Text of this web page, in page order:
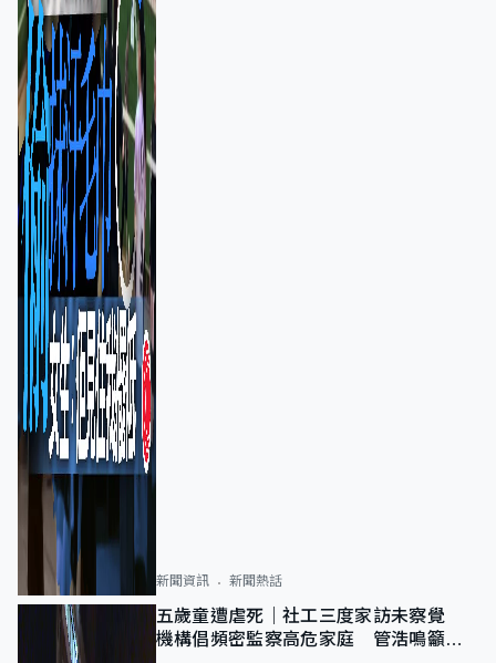
新聞資訊 新聞熱話
五歲童遭虐死｜社工三度家訪未察覺
機構倡頻密監察高危家庭 管浩鳴籲加